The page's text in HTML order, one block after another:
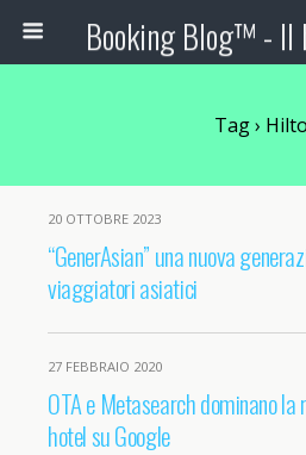
Tag ›
20 OTTOBRE 2023
“GenerAsian” una nuova
viaggiatori asiatici
27 FEBBRAIO 2020
OTA e Metasearch dominano la
hotel su Google